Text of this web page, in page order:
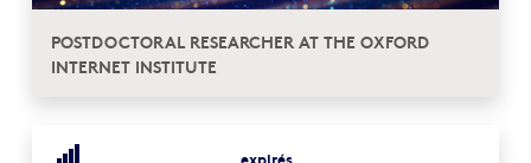
POSTDOCTORAL RESEARCHER AT THE OXFORD
INTERNET INSTITUTE
expirés